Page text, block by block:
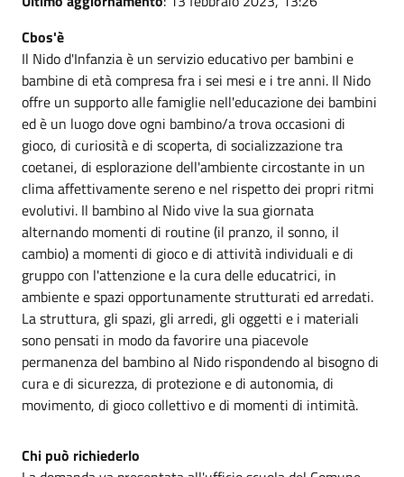
Cbos'è
Il Nido d'Infanzia è un servizio educativo per bambini e
bambine di età compresa fra i sei mesi e i tre anni. Il Nido
offre un supporto alle famiglie nell'educazione dei bambini
ed è un luogo dove ogni bambino/a trova occasioni di
gioco, di curiosità e di scoperta, di socializzazione tra
coetanei, di esplorazione dell'ambiente circostante in un
clima affettivamente sereno e nel rispetto dei propri ritmi
evolutivi. Il bambino al Nido vive la sua giornata
alternando momenti di routine (il pranzo, il sonno, il
cambio) a momenti di gioco e di attività individuali e di
gruppo con l'attenzione e la cura delle educatrici, in
ambiente e spazi opportunamente strutturati ed arredati.
La struttura, gli spazi, gli arredi, gli oggetti e i materiali
sono pensati in modo da favorire una piacevole
permanenza del bambino al Nido rispondendo al bisogno di
cura e di sicurezza, di protezione e di autonomia, di
movimento, di gioco collettivo e di momenti di intimità.
Chi può richiederlo